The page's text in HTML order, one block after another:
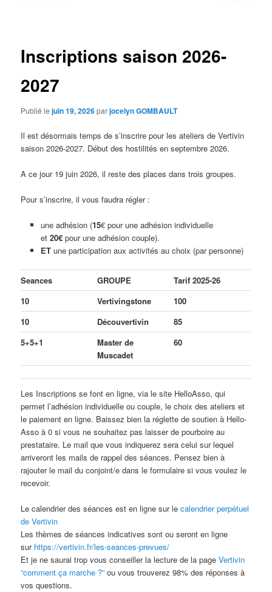
Inscriptions saison 2026-
2027
Publié lejuin 19, 2026parjocelyn GOMBAULT
Il est désormais temps de s’inscrire pour les ateliers de Vertivin
saison 2026-2027. Début des hostilités en septembre 2026.
A ce jour 19 juin 2026, il reste des places dans trois groupes.
Pour s’inscrire, il vous faudra régler :
une adhésion (15€ pour une adhésion individuelle
et 20€pour une adhésion couple).
ET une participation aux activités au choix (par personne)
Seances GROUPE
Tarif 2025-26
10
Vertivingstone
100
10
Découvertivin
85
5+5+1
Master de
Muscadet
60
Les Inscriptions se font en ligne, via le site HelloAsso, qui
permet l’adhésion individuelle ou couple, le choix des ateliers et
le paiement en ligne. Baissez bien la réglette de soutien à Hello-
Asso à 0 si vous ne souhaitez pas laisser de pourboire au
prestataire. Le mail que vous indiquerez sera celui sur lequel
arriveront les mails de rappel des séances. Pensez bien à
rajouter le mail du conjoint/e dans le formulaire si vous voulez le
recevoir.
Le calendrier des séances est en ligne sur lecalendrier perpétuel
de Vertivin
Les thèmes de séances indicatives sont ou seront en ligne
sur https://vertivin.fr/les-seances-prevues/
Et je ne saurai trop vous conseiller la lecture de la pageVertivin
“comment ça marche ?” ou vous trouverez 98% des réponses à
vos questions.